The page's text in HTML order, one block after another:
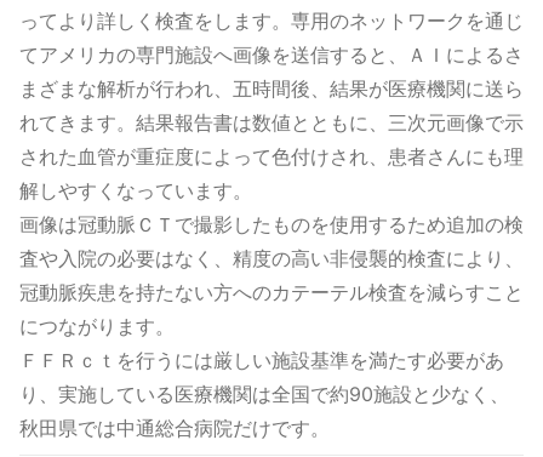
ってより詳しく検査をします。専用のネットワークを通じ
てアメリカの専門施設へ画像を送信すると、ＡＩによるさ
まざまな解析が行われ、五時間後、結果が医療機関に送ら
れてきます。結果報告書は数値とともに、三次元画像で示
された血管が重症度によって色付けされ、患者さんにも理
解しやすくなっています。
画像は冠動脈ＣＴで撮影したものを使用するため追加の検
査や入院の必要はなく、精度の高い非侵襲的検査により、
冠動脈疾患を持たない方へのカテーテル検査を減らすこと
につながります。
ＦＦＲｃｔを行うには厳しい施設基準を満たす必要があ
り、実施している医療機関は全国で約90施設と少なく、
秋田県では中通総合病院だけです。